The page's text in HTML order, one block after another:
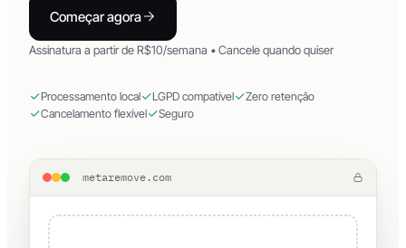
Começar agora
Assinatura a partir de R$10/semana • Cancele quando quiser
Processamento local LGPD compatível
Zero retenção
Cancelamento flexível
Seguro
metaremove.com